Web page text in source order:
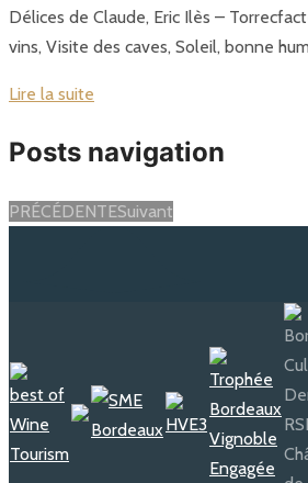
Délices de Claude, Eric Ilès –
vins, Visite des caves, Soleil, bonne
Lire la suite
Posts navigation
PRÉCÉDENTESuivant